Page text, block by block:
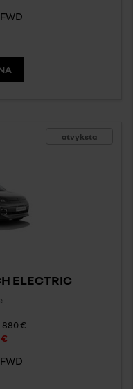
FWD
atvyksta
ELECTRIC
880 €
FWD